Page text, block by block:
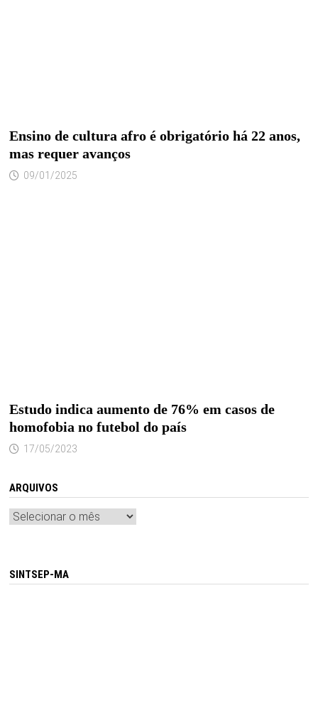
Ensino de cultura afro é obrigatório há 22 anos,
mas requer avanços
09/01/2025
Estudo indica aumento de 76% em casos de
homofobia no futebol do país
17/05/2023
ARQUIVOS
Arquivos
SINTSEP-MA